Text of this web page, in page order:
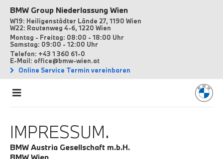
BMW Group Niederlassung Wien
W19: Heiligenstädter Lände 27, 1190 Wien
W22: Rautenweg 4-6, 1220 Wien
Montag - Freitag: 08:00 - 18:00 Uhr
Samstag: 09:00 - 12:00 Uhr
Telefon: +43 1 360 61-0
E-Mail: office@bmw-wien.at
Online Service Termin vereinbaren
IMPRESSUM.
BMW Austria Gesellschaft m.b.H.
BMW Wien